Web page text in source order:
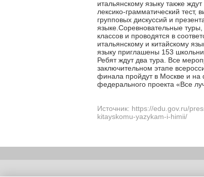
итальянскому языку также
лексико-грамматический тест,
групповых дискуссий и
языке.Соревновательные
классов и проводятся в
итальянскому и китайскому
языку приглашены 153
Ребят ждут два тура. Все
заключительном этапе
финала пройдут в Москве и на
федерального проекта «Все
Источник: https://edu.gov.ru/
kitayskomu-yazykam-i-himii/